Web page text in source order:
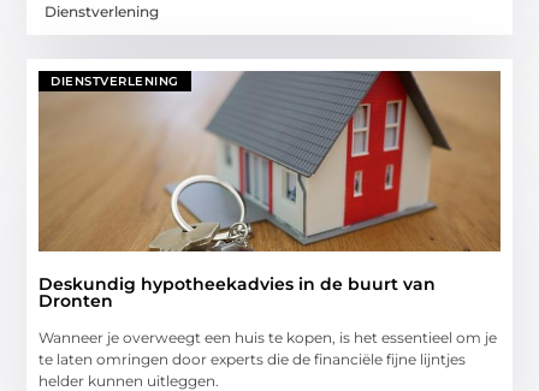
Dienstverlening
DIENSTVERLENING
Deskundig hypotheekadvies in de buurt van
Dronten
Wanneer je overweegt een huis te kopen, is het essentieel om je
te laten omringen door experts die de financiële fijne lijntjes
helder kunnen uitleggen.